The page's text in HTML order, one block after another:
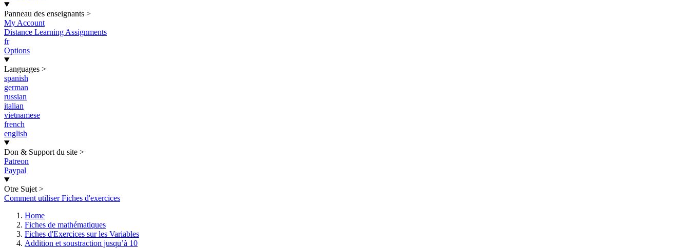
Panneau des enseignants >
My Account
Distance Learning Assignments
fr
Options
Languages >
spanish
german
russian
italian
vietnamese
french
english
Don & Support du site >
Patreon
Paypal
Otre Sujet >
Comment utiliser Fiches d'exercices
Home
Fiches de mathématiques
Fiches d'Exercices sur les Variables
Addition et soustraction jusqu’à 10